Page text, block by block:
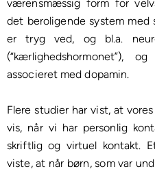
værensmæssig form for
det beroligende system med
er tryg ved, og bl.a.
(“kærlighedshormonet”),
associeret med dopamin.
Flere studier har vist, at
vis, når vi har personlig
skriftlig og virtuel kontakt.
viste, at når børn, som var